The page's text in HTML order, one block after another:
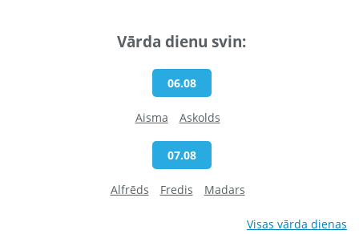
Vārda dienu svin:
06.08
Aisma Askolds
07.08
Alfrēds Fredis Madars
Visas vārda dienas